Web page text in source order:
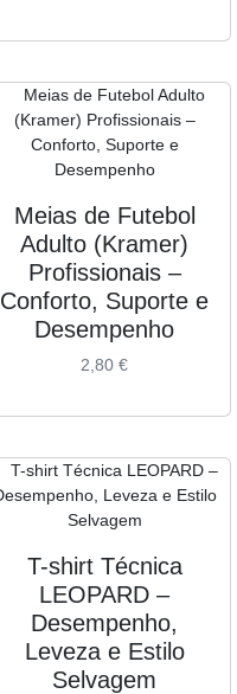
Meias de Futebol
Adulto (Kramer)
Profissionais –
Conforto, Suporte e
Desempenho
2,80 €
T-shirt Técnica
LEOPARD –
Desempenho,
Leveza e Estilo
Selvagem